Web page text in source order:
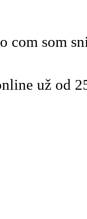
com som
už od